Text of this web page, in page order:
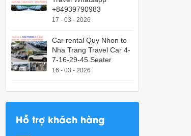
+84939790983
17 - 03 - 2026
Car rental Quy Nhon to
Nha Trang Travel Car 4-
7-16-29-45 Seater
16 - 03 - 2026
Hỗ trợ khách hàng